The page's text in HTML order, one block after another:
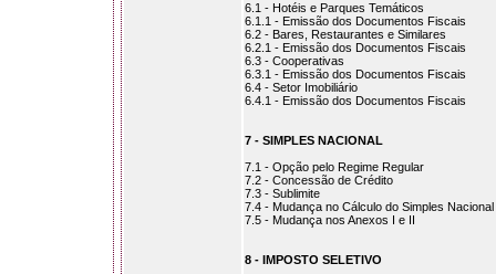
6.1 - Hotéis e Parques Temáticos
6.1.1 - Emissão dos Documentos Fiscais
6.2 - Bares, Restaurantes e Similares
6.2.1 - Emissão dos Documentos Fiscais
6.3 - Cooperativas
6.3.1 - Emissão dos Documentos Fiscais
6.4 - Setor Imobiliário
6.4.1 - Emissão dos Documentos Fiscais
7 - SIMPLES NACIONAL
7.1 - Opção pelo Regime Regular
7.2 - Concessão de Crédito
7.3 - Sublimite
7.4 - Mudança no Cálculo do Simples Nacional
7.5 - Mudança nos Anexos I e II
8 - IMPOSTO SELETIVO